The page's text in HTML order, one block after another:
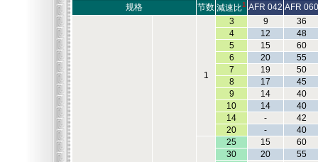
规格 节数 減速比1 AFR 042 AFR 060
1
3 9
36
4
12
48
5
15
60
6
20
55
7
19
50
8
17
45
9
14
40
10
14
40
14
-
42
20
- 40
25 15
60
30
20
55